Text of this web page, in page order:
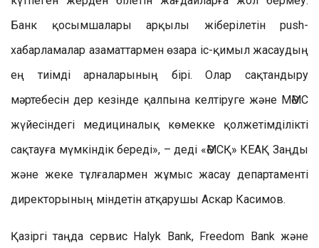
Банк қосымшалары арқылы жіберілетін push-
хабарламалар азаматтармен өзара іс-қимыл жасаудың
ең тиімді арналарының бірі. Олар сақтандыру
мәртебесін дер кезінде қалпына келтіруге және МӘМС
жүйесіндегі медициналық көмекке қолжетімділікті
сақтауға мүмкіндік береді», – деді «ӘМСҚ» КЕАҚ Заңды
және жеке тұлғалармен жұмыс жасау департаменті
директорының міндетін атқарушы Аскар Касимов.
Қазіргі таңда сервис Halyk Bank, Freedom Bank және